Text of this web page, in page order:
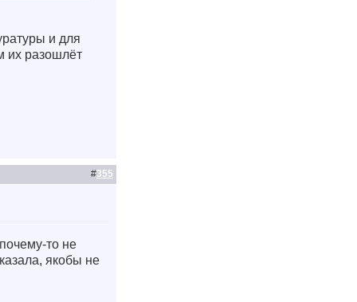
и для
их разошлёт
#355
то не
якобы не